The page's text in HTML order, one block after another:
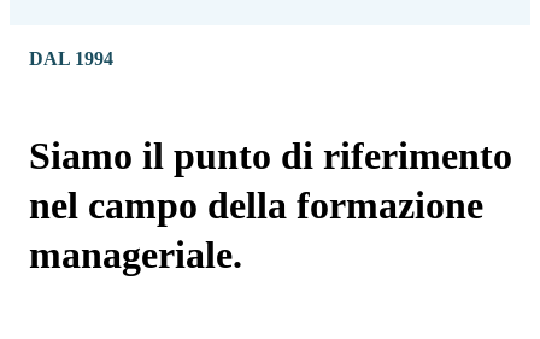
DAL 1994
Siamo il punto di riferimento
nel campo della formazione
manageriale.